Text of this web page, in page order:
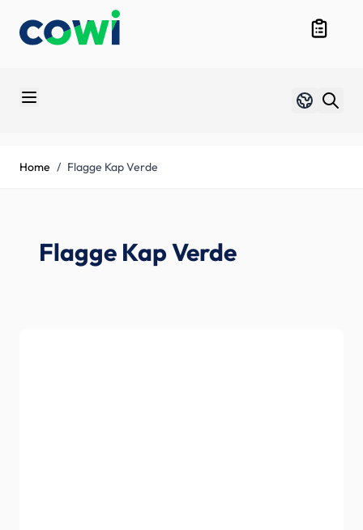
Sprache
Duits
Home / Flagge Kap Verde
Flagge Kap Verde